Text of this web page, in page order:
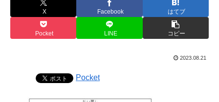
X Facebook はてブ
Pocket LINE コピー
2023.08.21
Pocket